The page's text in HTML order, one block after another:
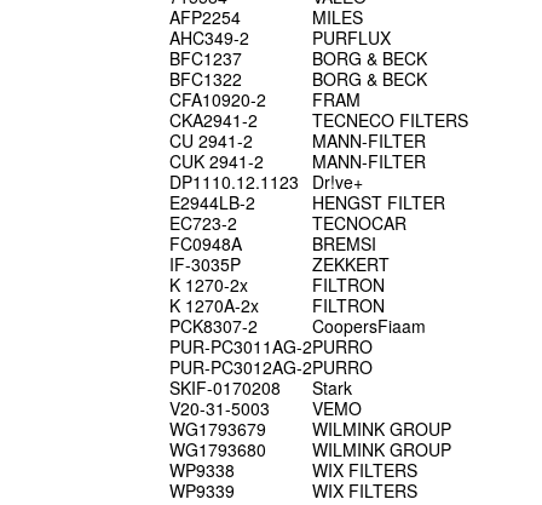
AFP2254
MILES
AHC349-2
PURFLUX
BFC1237
BORG & BECK
BFC1322
BORG & BECK
CFA10920-2
FRAM
CKA2941-2
TECNECO FILTERS
CU 2941-2
MANN-FILTER
CUK 2941-2
MANN-FILTER
DP1110.12.1123
Dr!ve+
E2944LB-2
HENGST FILTER
EC723-2
TECNOCAR
FC0948A
BREMSI
IF-3035P
ZEKKERT
K 1270-2x
FILTRON
K 1270A-2x
FILTRON
PCK8307-2
CoopersFiaam
PUR-PC3011AG-2PURRO
PUR-PC3012AG-2PURRO
SKIF-0170208
Stark
V20-31-5003
VEMO
WG1793679
WILMINK GROUP
WG1793680
WILMINK GROUP
WP9338
WIX FILTERS
WP9339
WIX FILTERS